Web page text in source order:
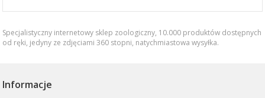
Specjalistyczny internetowy sklep zoologiczny, 10.000 produktów dostępnych
od ręki, jedyny ze zdjęciami 360 stopni, natychmiastowa wysyłka.
Informacje